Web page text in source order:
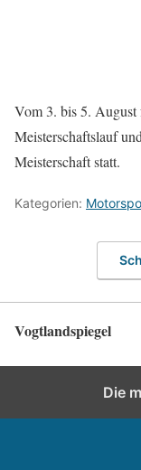
Vom 3. bis 5. August
Meisterschaftslauf
Meisterschaft statt.
Kategorien:
Vogtlandspiegel
Die